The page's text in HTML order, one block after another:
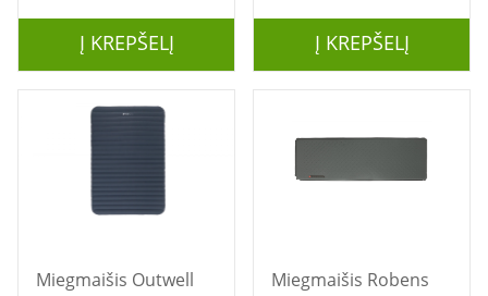
Į KREPŠELĮ Į KREPŠELĮ
Miegmaišis Outwell
Miegmaišis Robens